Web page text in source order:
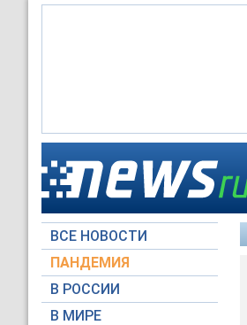
ВСЕ НОВОСТИ
ПАНДЕМИЯ
В РОССИИ
В МИРЕ